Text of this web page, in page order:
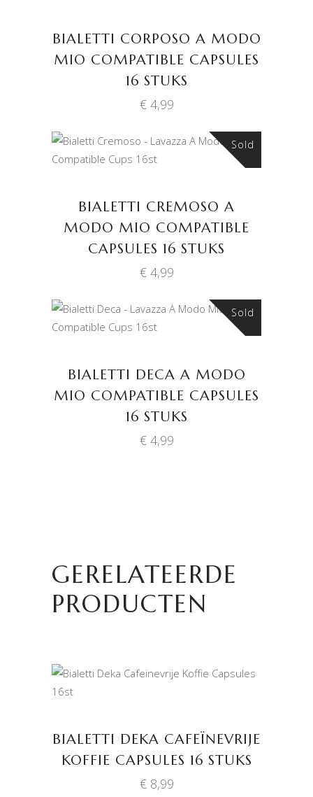
BIALETTI CORPOSO A MODO
MIO COMPATIBLE CAPSULES
16 STUKS
€4,99
Sold
LEES VERDER
BIALETTI CREMOSO A
MODO MIO COMPATIBLE
CAPSULES 16 STUKS
€4,99
Sold
LEES VERDER
BIALETTI DECA A MODO
MIO COMPATIBLE CAPSULES
16 STUKS
€4,99
GERELATEERDE
PRODUCTEN
BIALETTI DEKA CAFEÏNEVRIJE
KOFFIE CAPSULES 16 STUKS
€8,99